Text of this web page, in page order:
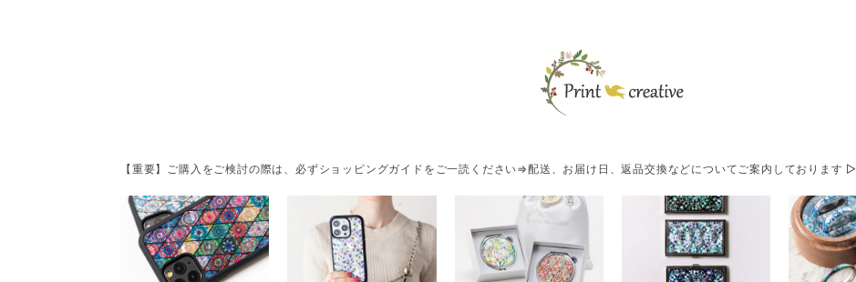
【重要】ご購入をご検討の際は、必ずショッピングガイドをご一読ください⇒配送、お届け日、返品交換などについてご案内しております ▷